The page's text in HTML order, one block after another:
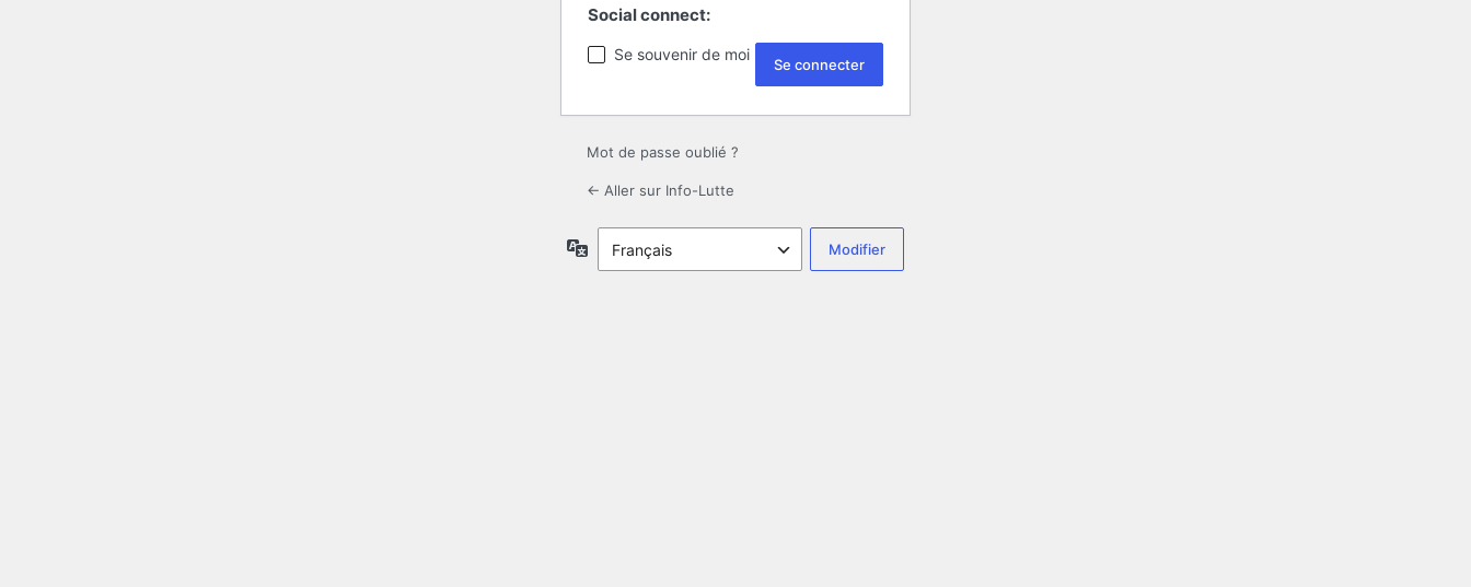
Social connect:
Se souvenir de moi
Mot de passe oublié ?
← Aller sur Info-Lutte
Langue